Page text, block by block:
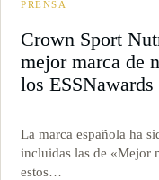
PRENSA
Crown Sport
mejor marca de
los ESSNawards
La marca española ha
incluidas las de «Mejor
estos…